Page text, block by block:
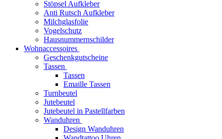
Stöpsel Aufkleber
Anti Rutsch Aufkleber
Milchglasfolie
Vogelschutz
Hausnummernschilder
Wohnaccessoires
Geschenkgutscheine
Tassen
Tassen
Emaille Tassen
Turnbeutel
Jutebeutel
Jutebeutel in Pastellfarben
Wanduhren
Design Wanduhren